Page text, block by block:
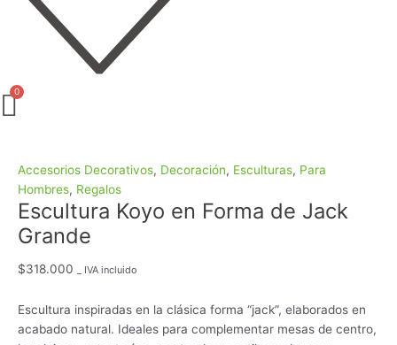
Accesorios Decorativos, Decoración, Esculturas, Para
Hombres, Regalos
Escultura Koyo en Forma de Jack
Grande
$318.000 _ IVA incluido
Escultura inspiradas en la clásica forma “jack”, elaborados en
acabado natural. Ideales para complementar mesas de centro,